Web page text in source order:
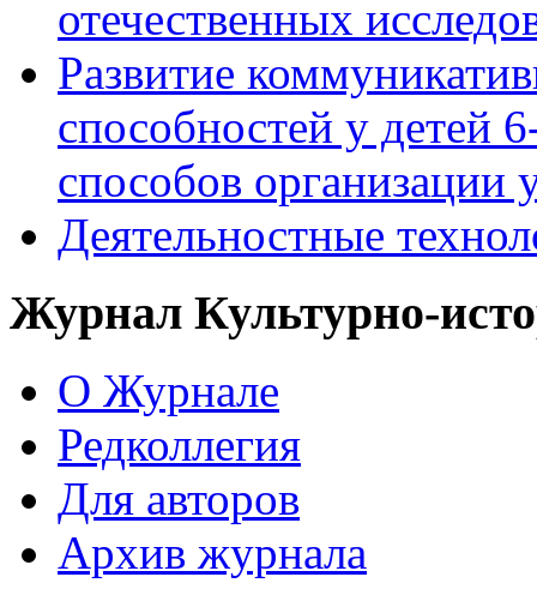
отечественных
Развитие
способностей у детей
способов организации
Деятельностные
Журнал Культурно-
О Журнале
Редколлегия
Для авторов
Архив журнала